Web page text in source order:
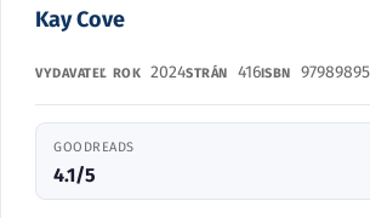
Kay Cove
VYDAVATEĽ ROK 2024STRÁN 416ISBN
GOODREADS
4.1/5